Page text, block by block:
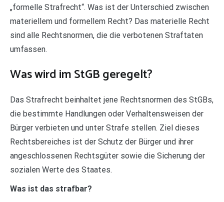
„formelle Strafrecht“. Was ist der Unterschied zwischen
materiellem und formellem Recht? Das materielle Recht
sind alle Rechtsnormen, die die verbotenen Straftaten
umfassen.
Was wird im StGB geregelt?
Das Strafrecht beinhaltet jene Rechtsnormen des StGBs,
die bestimmte Handlungen oder Verhaltensweisen der
Bürger verbieten und unter Strafe stellen. Ziel dieses
Rechtsbereiches ist der Schutz der Bürger und ihrer
angeschlossenen Rechtsgüter sowie die Sicherung der
sozialen Werte des Staates.
Was ist das strafbar?